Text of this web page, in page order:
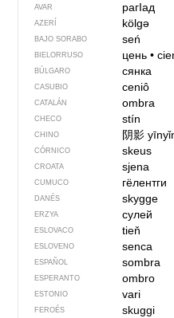
AVAR рагIад
AZERÍ kölgə
BAJO SORABO seń
BIELORRUSO цень•
BÚLGARO сянка
CASUBIO ceniô
CATALÁN ombra
CHECO stín
CHINO 阴影
CÓRNICO skeus
CROATA sjena
CUMUCO гёлентги
DANÉS skygge
ERZYA сулей
ESLOVACO tieň
ESLOVENO senca
ESPAÑOL sombra
ESPERANTO ombro
ESTONIO vari
FEROÉS skuggi